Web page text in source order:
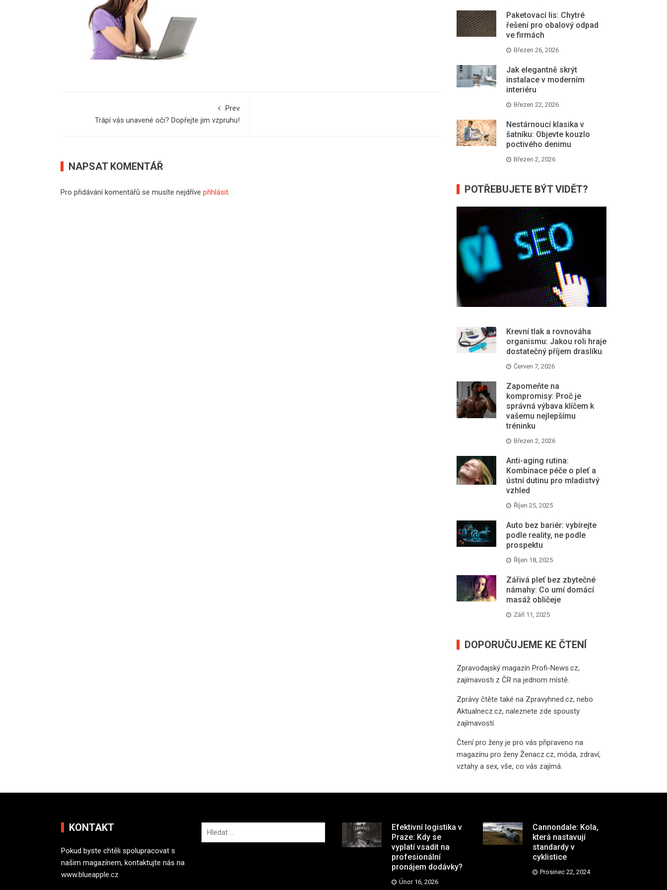
Prev
Trápí vás unavené oči? Dopřejte jim vzpruhu!
NAPSAT KOMENTÁŘ
Pro přidávání komentářů se musíte nejdříve přihlásit.
Paketovací lis: Chytré
řešení pro obalový odpad
ve firmách
Březen 26, 2026
Jak elegantně skrýt
instalace v moderním
interiéru
Březen 22, 2026
Nestárnoucí klasika v
šatníku: Objevte kouzlo
poctivého denimu
Březen 2, 2026
POTŘEBUJETE BÝT VIDĚT?
Krevní tlak a rovnováha
organismu: Jakou roli hraje
dostatečný příjem draslíku
Červen 7, 2026
Zapomeňte na
kompromisy: Proč je
správná výbava klíčem k
vašemu nejlepšímu
tréninku
Březen 2, 2026
Anti-aging rutina:
Kombinace péče o pleť a
ústní dutinu pro mladistvý
vzhled
Říjen 25, 2025
Auto bez bariér: vybírejte
podle reality, ne podle
prospektu
Říjen 18, 2025
Zářivá pleť bez zbytečné
námahy: Co umí domácí
masáž obličeje
Září 11, 2025
DOPORUČUJEME KE ČTENÍ
Zpravodajský magazín Profi-News.cz,
zajímavosti z ČR na jednom místě.
Zprávy čtěte také na Zpravyhned.cz, nebo
Aktualnecz.cz, naleznete zde spousty
zajímavostí.
Čtení pro ženy je pro vás připraveno na
magazínu pro ženy Ženacz.cz, móda, zdraví,
vztahy a sex, vše, co vás zajímá.
KONTAKT
Pokud byste chtěli spolupracovat s
našim magazínem, kontaktujte nás na
www.blueapple.cz
Efektivní logistika v
Praze: Kdy se
vyplatí vsadit na
profesionální
pronájem dodávky?
Únor 16, 2026
Cannondale: Kola,
která nastavují
standardy v
cyklistice
Prosinec 22, 2024